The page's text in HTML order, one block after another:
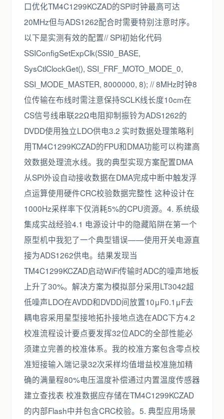
口优化TM4C1299KCZAD的SPI时钟最高可达
20MHz但与ADS1262配合时需要特别注意时序。
以下是实测有效的配置// SPI初始化代码
SSIConfigSetExpClk(SSI0_BASE,
SysCtlClockGet(), SSI_FRF_MOTO_MODE_0,
SSI_MODE_MASTER, 8000000, 8); // 8MHz时钟8
位传输在布线时需注意保持SCLK线长度10cm在
CS信号线串联22Ω电阻抑制振铃为ADS1262的
DVDD使用独立LDO供电3.2 实时数据处理策略利
用TM4C1299KCZAD的FPU和DMA功能可以构建高
效数据处理流水线。我的典型实现方案配置DMA
从SPI外设自动接收数据在DMA完成中断中触发浮
点运算使用硬件CRC校验数据完整性 这种设计在
1000Hz采样率下仅消耗5%的CPU资源。4. 系统级
集成实战经验4.1 电源设计中的隐藏陷阱在第一个
原型机中我犯了一个典型错误——使用开关电源直
接为ADS1262供电。结果发现当
TM4C1299KCZAD启动WiFi传输时ADC的噪声地板
上升了30%。解决方案为模拟部分采用LT3042超
低噪声LDO在AVDD和DVDD间放置10μF0.1μF去
耦电容采用星型接地拓扑接地点选在ADC下方4.2
校准流程设计要点要发挥32位ADC的全部性能必
须建立完善的校准体系。我的校准方案包含零点校
准短接输入端记录32次采样均值增益校准施加精
确的满量程80%电压温度补偿通过内置温度传感器
建立查找表 校准数据应存储在TM4C1299KCZAD
的内部Flash中并包含CRC校验。5. 典型应用场景